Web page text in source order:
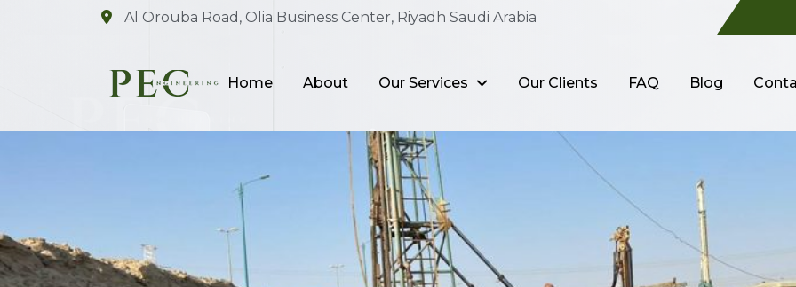
Al Orouba Road, Olia Business Center, Riyadh Saudi Arabia
Home About Our Services Our Clients FAQ Blog